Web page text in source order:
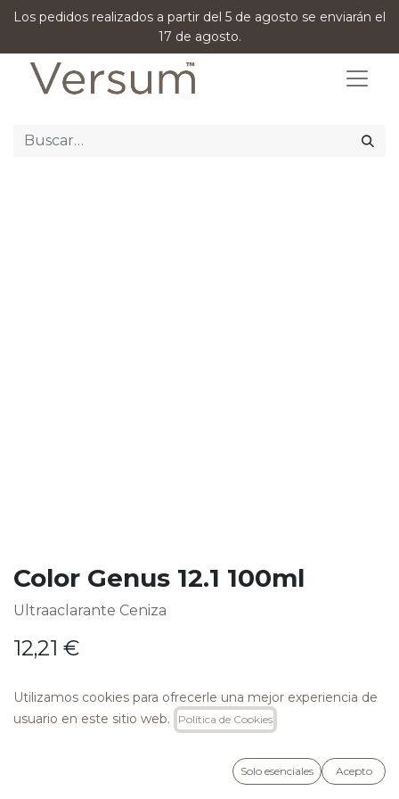
Los pedidos realizados a partir del 5 de agosto se enviarán el
17 de agosto.
Color Genus 12.1 100ml
Ultraaclarante Ceniza
12,21 €
AÑADIR A LA CESTA
Utilizamos cookies para ofrecerle una mejor experiencia de
usuario en este sitio web.
Política de Cookies
Solo esenciales Acepto